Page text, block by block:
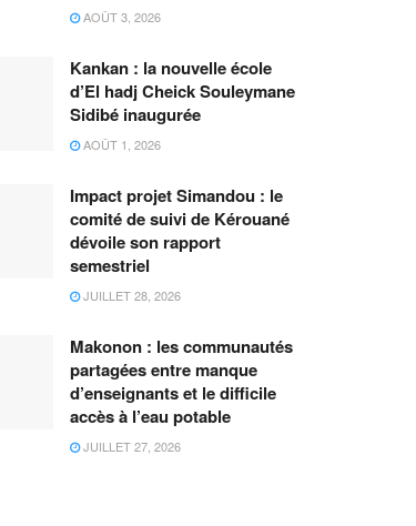
AOÛT 3, 2026
Kankan : la nouvelle école
d’El hadj Cheick Souleymane
Sidibé inaugurée
AOÛT 1, 2026
Impact projet Simandou : le
comité de suivi de Kérouané
dévoile son rapport
semestriel
JUILLET 28, 2026
Makonon : les communautés
partagées entre manque
d’enseignants et le difficile
accès à l’eau potable
JUILLET 27, 2026